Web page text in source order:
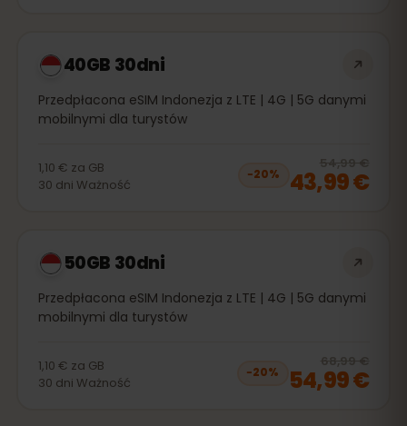
40GB 30dni
Przedpłacona eSIM Indonezja z LTE | 4G | 5G danymi
mobilnymi dla turystów
1,10 € za GB
30 dni Ważność
−20%
54,99 €
43,99 €
50GB 30dni
Przedpłacona eSIM Indonezja z LTE | 4G | 5G danymi
mobilnymi dla turystów
1,10 € za GB
30 dni Ważność
−20%
68,99 €
54,99 €